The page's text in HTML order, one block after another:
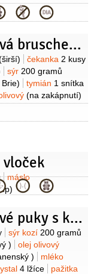
špenát baby
4 snítky
sýr
(extra
1 lžička
(tekutý)
320 gramů
chorizo
chilli červená
2 snítky
Čekanková bruschetta
čekanka 2 kusy
sýr 200 gramů
tymián 1 snítka
(na zakápnutí)
vloček
máslo
Čekankové puky s kozím sýrem
sýr kozí 200 gramů
)
olej olivový
)
mléko
4 lžíce
pažitka